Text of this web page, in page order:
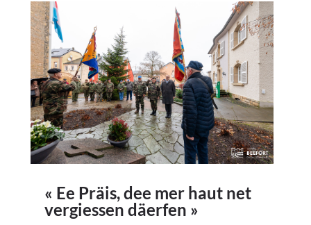
« Ee Präis, dee mer haut net
vergiessen däerfen »